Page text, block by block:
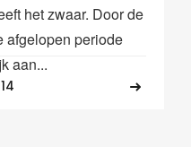
het zwaar. Door de
afgelopen periode
aan...